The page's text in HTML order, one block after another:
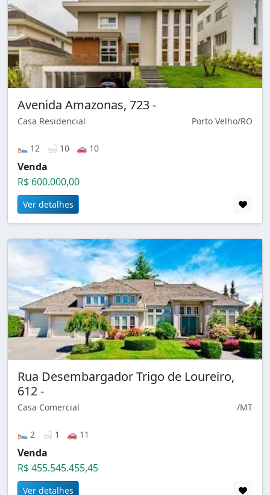
Avenida Amazonas, 723 -
Casa Residencial Porto Velho/RO
🛌 12 🛁 10 🚗 10
Venda
R$ 600.000,00
Ver detalhes
Rua Desembargador Trigo de Loureiro,
612 -
Casa Comercial /MT
🛌 2 🛁 1 🚗 11
Venda
R$ 455.545.455,45
Ver detalhes